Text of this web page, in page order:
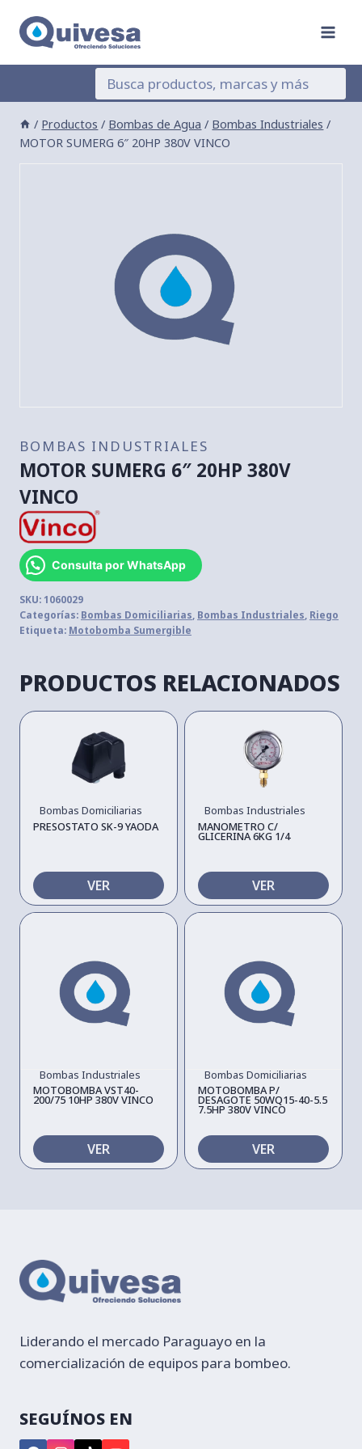
contenido
/ Productos / Bombas de Agua / Bombas Industriales /
MOTOR SUMERG 6″ 20HP 380V VINCO
BOMBAS INDUSTRIALES
MOTOR SUMERG 6″ 20HP 380V
VINCO
Consulta por WhatsApp
SKU: 1060029
Categorías: Bombas Domiciliarias, Bombas Industriales, Riego
Etiqueta: Motobomba Sumergible
PRODUCTOS RELACIONADOS
Bombas Domiciliarias
PRESOSTATO SK-9 YAODA
VER
Bombas Industriales
MANOMETRO C/
GLICERINA 6KG 1/4
VER
Bombas Industriales
MOTOBOMBA VST40-
200/75 10HP 380V VINCO
VER
Bombas Domiciliarias
MOTOBOMBA P/
DESAGOTE 50WQ15-40-5.5
7.5HP 380V VINCO
VER
Liderando el mercado Paraguayo en la
comercialización de equipos para bombeo.
SEGUÍNOS EN